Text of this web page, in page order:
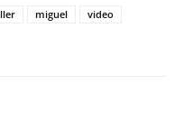
miguel
video